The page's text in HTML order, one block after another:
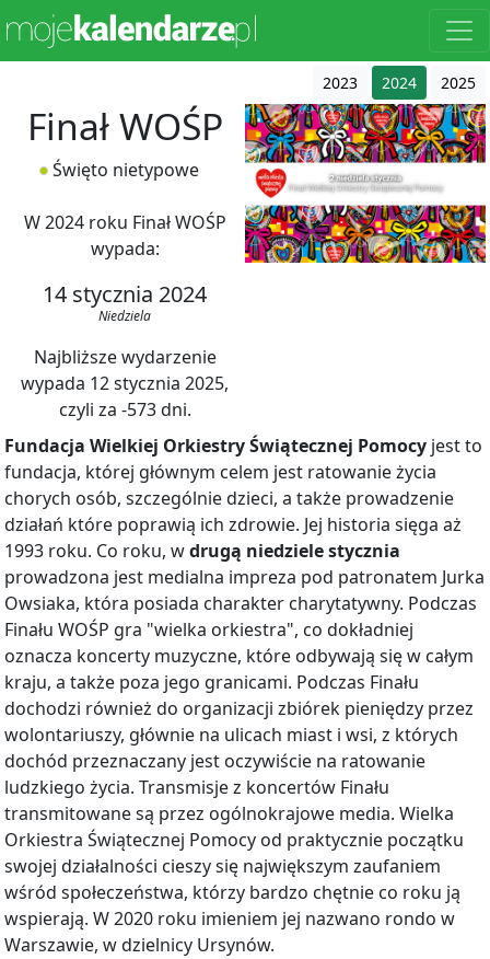
2023 2024 2025
Finał WOŚP
Święto nietypowe
W 2024 roku Finał WOŚP
wypada:
14 stycznia 2024
Niedziela
Najbliższe wydarzenie
wypada 12 stycznia 2025,
czyli za -573 dni.
Fundacja Wielkiej Orkiestry Świątecznej Pomocy jest to
fundacja, której głównym celem jest ratowanie życia
chorych osób, szczególnie dzieci, a także prowadzenie
działań które poprawią ich zdrowie. Jej historia sięga aż
1993 roku. Co roku, wdrugą niedziele stycznia
prowadzona jest medialna impreza pod patronatem Jurka
Owsiaka, która posiada charakter charytatywny. Podczas
Finału WOŚP gra "wielka orkiestra", co dokładniej
oznacza koncerty muzyczne, które odbywają się w całym
kraju, a także poza jego granicami. Podczas Finału
dochodzi również do organizacji zbiórek pieniędzy przez
wolontariuszy, głównie na ulicach miast i wsi, z których
dochód przeznaczany jest oczywiście na ratowanie
ludzkiego życia. Transmisje z koncertów Finału
transmitowane są przez ogólnokrajowe media. Wielka
Orkiestra Świątecznej Pomocy od praktycznie początku
swojej działalności cieszy się największym zaufaniem
wśród społeczeństwa, którzy bardzo chętnie co roku ją
wspierają. W 2020 roku imieniem jej nazwano rondo w
Warszawie, w dzielnicy Ursynów.